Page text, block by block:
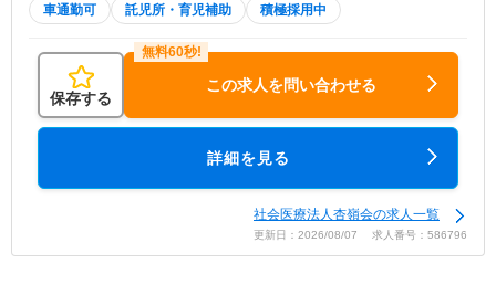
車通勤可 託児所・育児補助 積極採用中
保存する
この求人を問い合わせる
詳細を見る
社会医療法人杏嶺会の求人一覧
更新日：2026/08/07 求人番号：586796